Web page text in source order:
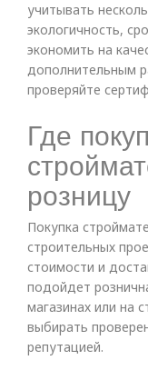
учитывать
экологичность,
экономить на
дополнительным
проверяйте
Где
розницу
Покупка
строительных
стоимости и
подойдет
магазинах или на
выбирать
репутацией.